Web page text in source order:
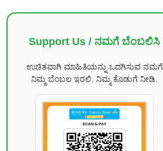
Support Us / ನಮಗೆ ಬೆಂಬಲಿಸಿ
ಉಚಿತವಾಗಿ ಮಾಹಿತಿಯನ್ನು ಒದಗಿಸುವ ನಮಗೆ
ನಿಮ್ಮ ಬೆಂಬಲ ಇರಲಿ. ನಿಮ್ಮ ಕೊಡುಗೆ ನೀಡಿ.